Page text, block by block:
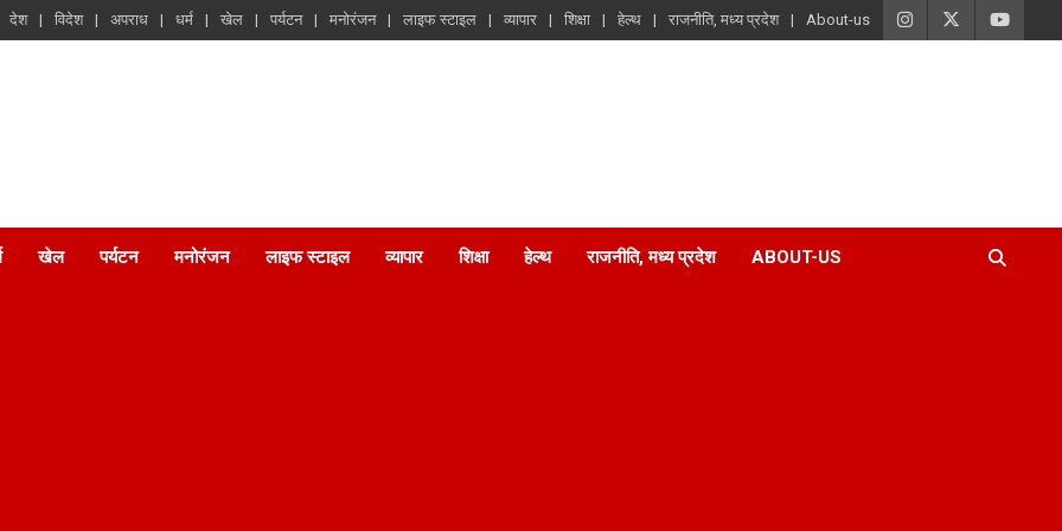
देश विदेश अपराध धर्म खेल पर्यटन मनोरंजन लाइफ स्टाइल व्यापार शिक्षा हेल्थ राजनीति, मध्य प्रदेश About-us
खेल पर्यटन मनोरंजन लाइफ स्टाइल व्यापार शिक्षा हेल्थ राजनीति, मध्य प्रदेश ABOUT-US